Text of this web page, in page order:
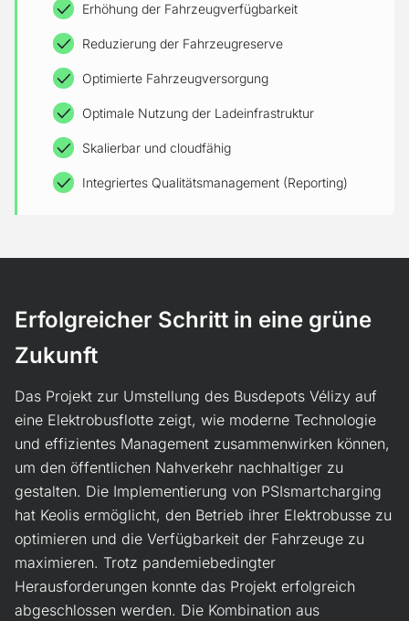
Erhöhung der Fahrzeugverfügbarkeit
Reduzierung der Fahrzeugreserve
Optimierte Fahrzeugversorgung
Optimale Nutzung der Ladeinfrastruktur
Skalierbar und cloudfähig
Integriertes Qualitätsmanagement (Reporting)
Erfolgreicher Schritt in eine grüne
Zukunft
Das Projekt zur Umstellung des Busdepots Vélizy auf
eine Elektrobusflotte zeigt, wie moderne Technologie
und effizientes Management zusammenwirken können,
um den öffentlichen Nahverkehr nachhaltiger zu
gestalten. Die Implementierung von PSIsmartcharging
hat Keolis ermöglicht, den Betrieb ihrer Elektrobusse zu
optimieren und die Verfügbarkeit der Fahrzeuge zu
maximieren. Trotz pandemiebedingter
Herausforderungen konnte das Projekt erfolgreich
abgeschlossen werden. Die Kombination aus